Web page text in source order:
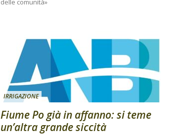
delle comunità»
IRRIGAZIONE
Fiume Po già in affanno: si teme
un’altra grande siccità